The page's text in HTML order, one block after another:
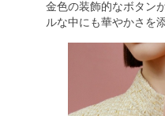
金色の装飾的なボタン
ルな中にも華やかさを